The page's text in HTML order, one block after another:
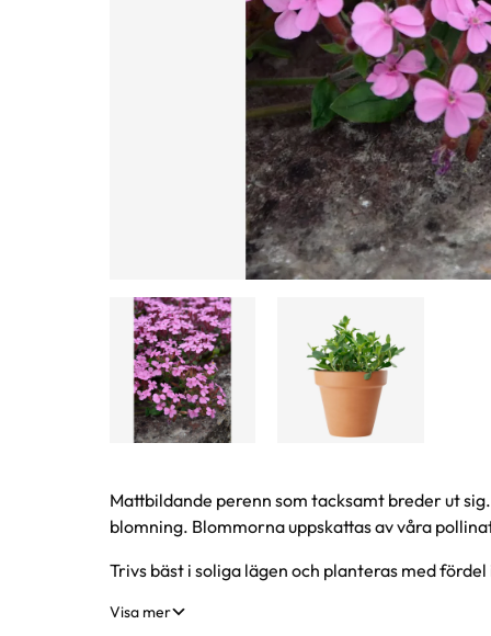
Produktinformation
Mattbildande perenn som tacksamt breder ut
blomning. Blommorna uppskattas av våra
Trivs bäst i soliga lägen och planteras med
Visa mer